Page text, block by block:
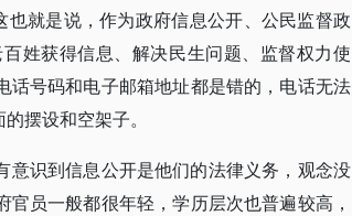
就是说，作为政府信息公开、公民监督政
姓获得信息、解决民生问题、监督权力使
号码和电子邮箱地址都是错的，电话无法
摆设和空架子。
识到信息公开是他们的法律义务，观念没
员一般都很年轻，学历层次也普遍较高，